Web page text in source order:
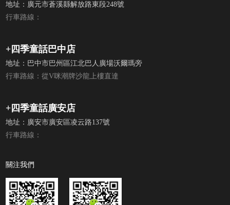
地址：廣元市蒼溪縣解放路東段248號
行車路線：
+四季童話巴中店
地址：巴中市巴州區江北巴人廣場沃爾瑪旁
行車路線：從V咪潮牌沙龍上樓直達
+四季童話廣安店
地址：廣安市廣安區凌云路137號
行車路線：
關注我們